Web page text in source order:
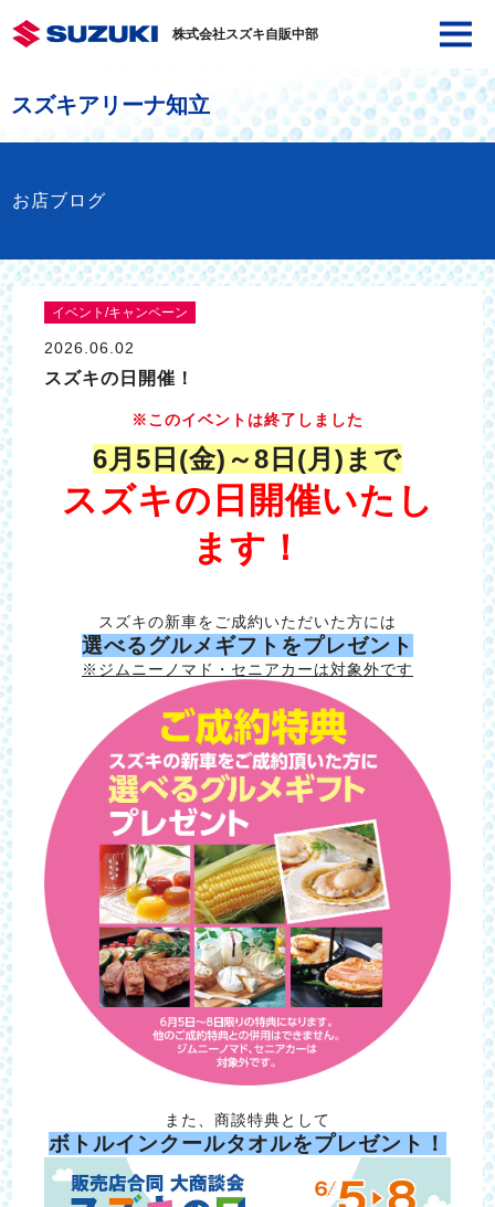
株式会社スズキ自販中部
スズキアリーナ知立
お店ブログ
イベント/キャンペーン
2026.06.02
スズキの日開催！
※このイベントは終了しました
6月5日(金)～8日(月)まで
スズキの日開催いたし
ます！
スズキの新車をご成約いただいた方には
選べるグルメギフトをプレゼント
※ジムニーノマド・セニアカーは対象外です
また、商談特典として
ボトルインクールタオルをプレゼント！